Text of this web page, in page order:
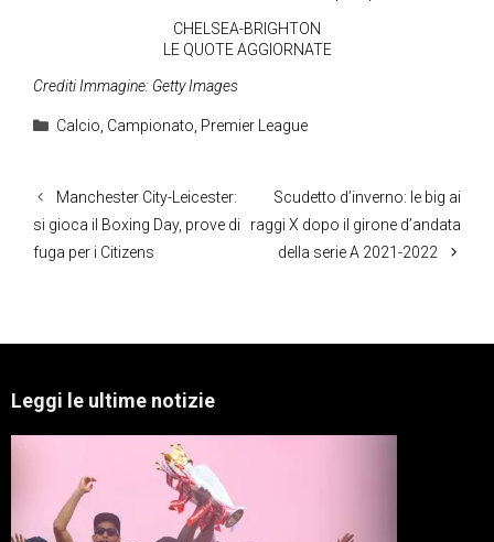
CHELSEA-BRIGHTON
LE QUOTE AGGIORNATE
Crediti Immagine: Getty Images
Categorie
Calcio, Campionato, Premier League
Manchester City-Leicester:
si gioca il Boxing Day, prove di
fuga per i Citizens
Scudetto d’inverno: le big ai
raggi X dopo il girone d’andata
della serie A 2021-2022
Leggi le ultime notizie